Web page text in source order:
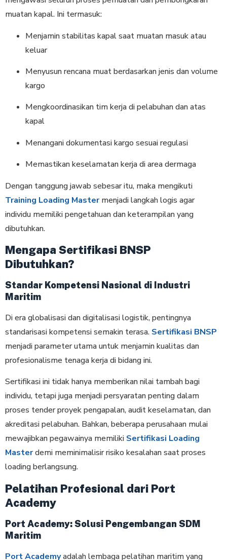
muatan kapal. Ini termasuk:
Menjamin stabilitas kapal saat muatan masuk atau
keluar
Menyusun rencana muat berdasarkan jenis dan volume
kargo
Mengkoordinasikan tim kerja di pelabuhan dan atas
kapal
Menangani dokumentasi kargo sesuai regulasi
Memastikan keselamatan kerja di area dermaga
Dengan tanggung jawab sebesar itu, maka mengikuti
Training Loading Mastermenjadi langkah logis agar
individu memiliki pengetahuan dan keterampilan yang
dibutuhkan.
Mengapa Sertifikasi BNSP
Dibutuhkan?
Standar Kompetensi Nasional di Industri
Maritim
Di era globalisasi dan digitalisasi logistik, pentingnya
standarisasi kompetensi semakin terasa. Sertifikasi BNSP
menjadi parameter utama untuk menjamin kualitas dan
profesionalisme tenaga kerja di bidang ini.
Sertifikasi ini tidak hanya memberikan nilai tambah bagi
individu, tetapi juga menjadi persyaratan penting dalam
proses tender proyek pengapalan, audit keselamatan, dan
akreditasi pelabuhan. Bahkan, beberapa perusahaan mulai
mewajibkan pegawainya memiliki Sertifikasi Loading
Masterdemi meminimalisir risiko kesalahan saat proses
loading berlangsung.
Pelatihan Profesional dari Port
Academy
Port Academy: Solusi Pengembangan SDM
Maritim
Port Academyadalah lembaga pelatihan maritim yang